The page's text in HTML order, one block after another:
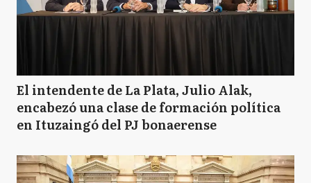
El intendente de La Plata, Julio Alak,
encabezó una clase de formación política
en Ituzaingó del PJ bonaerense